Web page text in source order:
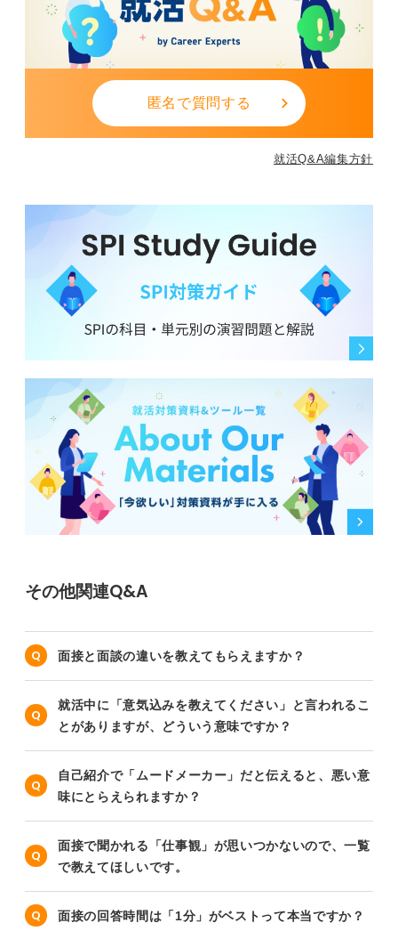
匿名で質問する
就活Q&A編集方針
その他関連Q&A
面接と面談の違いを教えてもらえますか？
就活中に「意気込みを教えてください」と言われるこ
とがありますが、どういう意味ですか？
自己紹介で「ムードメーカー」だと伝えると、悪い意
味にとらえられますか？
面接で聞かれる「仕事観」が思いつかないので、一覧
で教えてほしいです。
面接の回答時間は「1分」がベストって本当ですか？